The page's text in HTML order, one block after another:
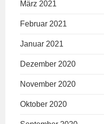
März 2021
Februar 2021
Januar 2021
Dezember 2020
November 2020
Oktober 2020